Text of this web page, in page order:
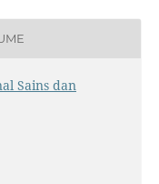
Sains dan